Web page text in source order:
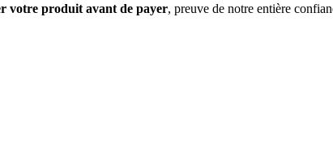
votre produit avant de payer, preuve de notre entière